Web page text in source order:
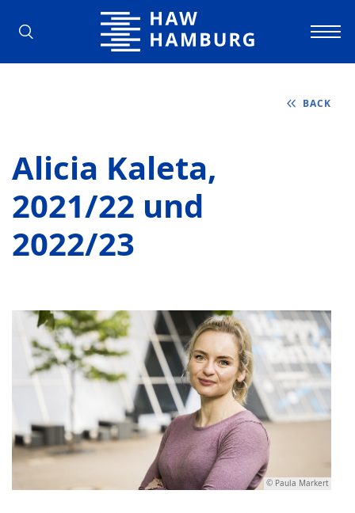
Hamburg University of Applied
BACK
Alicia Kaleta,
2021/22 und
2022/23
© Paula Markert